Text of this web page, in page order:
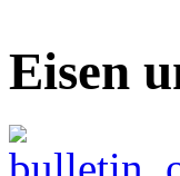
Eisen